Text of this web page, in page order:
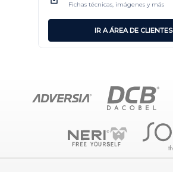
Fichas técnicas, imágenes y más
IR A ÁREA DE CLIENTES